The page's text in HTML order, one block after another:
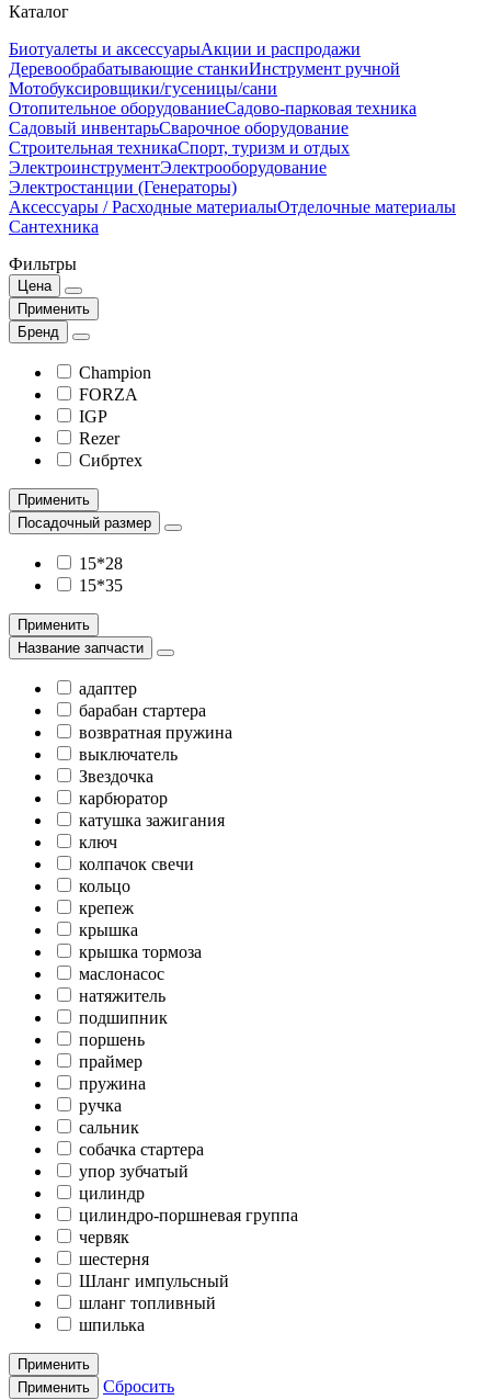
Каталог
Биотуалеты и аксессуарыАкции и распродажи
Деревообрабатывающие станкиИнструмент ручной
Мотобуксировщики/гусеницы/сани
Отопительное оборудованиеСадово-парковая техника
Садовый инвентарьСварочное оборудование
Строительная техникаСпорт, туризм и отдых
ЭлектроинструментЭлектрооборудование
Электростанции (Генераторы)
Аксессуары / Расходные материалыОтделочные материалы
Сантехника
Фильтры
Цена
Применить
Бренд
Champion
FORZA
IGP
Rezer
Сибртех
Применить
Посадочный размер
15*28
15*35
Применить
Название запчасти
адаптер
барабан стартера
возвратная пружина
выключатель
Звездочка
карбюратор
катушка зажигания
ключ
колпачок свечи
кольцо
крепеж
крышка
крышка тормоза
маслонасос
натяжитель
подшипник
поршень
праймер
пружина
ручка
сальник
собачка стартера
упор зубчатый
цилиндр
цилиндро-поршневая группа
червяк
шестерня
Шланг импульсный
шланг топливный
шпилька
Применить
Применить
Сбросить